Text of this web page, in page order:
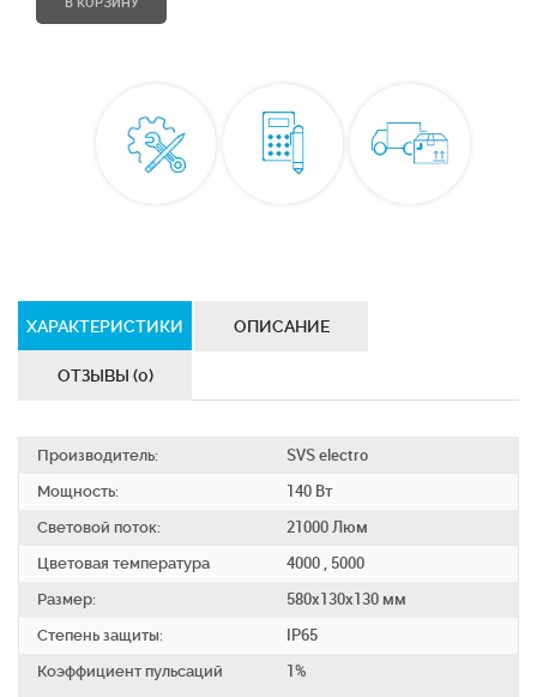
ХАРАКТЕРИСТИКИ ОПИСАНИЕ
ОТЗЫВЫ (0)
Производитель:
SVS electro
Мощность:
140 Вт
Световой поток:
21000 Люм
Цветовая температура
4000 , 5000
Размер:
580х130х130 мм
Степень защиты:
IP65
Коэффициент пульсаций
1%